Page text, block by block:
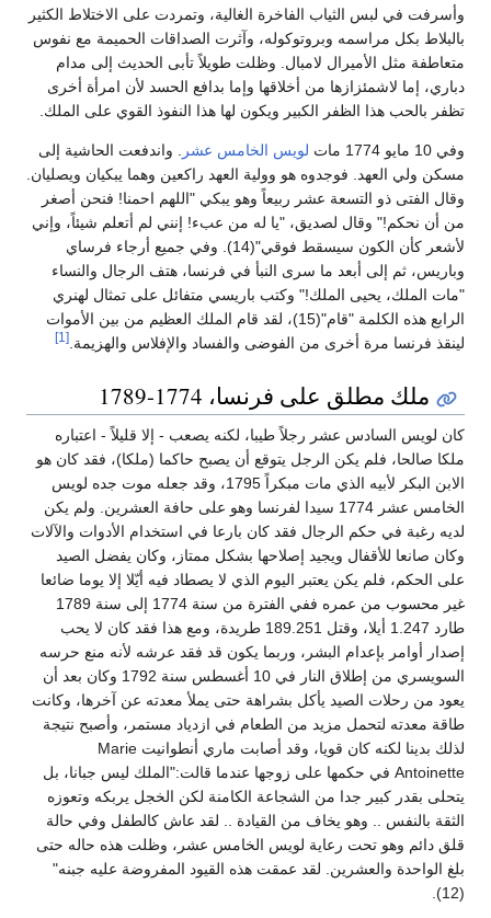
وأسرفت في لبس الثياب الفاخرة الغالية، وتمردت على الاختلاط الكثير
بالبلاط بكل مراسمه وبروتوكوله، وآثرت الصداقات الحميمة مع نفوس
متعاطفة مثل الأميرال لامبال. وظلت طويلاً تأبى الحديث إلى مدام
دباري، إما لاشمئزازها من أخلاقها وإما بدافع الحسد لأن امرأة أخرى
تظفر بالحب هذا الظفر الكبير ويكون لها هذا النفوذ القوي على الملك.
وفي 10 مايو 1774 مات لويس الخامس عشر
. واندفعت الحاشية إلى
مسكن ولي العهد. فوجدوه هو وولية العهد راكعين وهما يبكيان ويصليان.
وقال الفتى ذو التسعة عشر ربيعاً وهو يبكي "اللهم احمنا! فنحن أصغر
من أن نحكم!" وقال لصديق، "يا له من عبء! إنني لم أتعلم شيئاً، وإني
لأشعر كأن الكون سيسقط فوقي"(14). وفي جميع أرجاء فرساي
وباريس، ثم إلى أبعد ما سرى النبأ في فرنسا، هتف الرجال والنساء
"مات الملك، يحيى الملك!" وكتب باريسي متفائل على تمثال لهنري
الرابع هذه الكلمة "قام"(15)، لقد قام الملك العظيم من بين الأموات
لينقذ فرنسا مرة أخرى من الفوضى والفساد والإفلاس والهزيمة. [1]
ملك مطلق على فرنسا، 1774-1789
كان لويس السادس عشر رجلاً طيبا، لكنه يصعب - إلا قليلاً - اعتباره
ملكا صالحا، فلم يكن الرجل يتوقع أن يصبح حاكما (ملكا)، فقد كان هو
الابن البكر لأبيه الذي مات مبكراً 1795، وقد جعله موت جده لويس
الخامس عشر 1774 سيدا لفرنسا وهو على حافة العشرين. ولم يكن
لديه رغبة في حكم الرجال فقد كان بارعا في استخدام الأدوات والآلات
وكان صانعا للأقفال ويجيد إصلاحها بشكل ممتاز، وكان يفضل الصيد
على الحكم، فلم يكن يعتبر اليوم الذي لا يصطاد فيه أيّلا إلا يوما ضائعا
غير محسوب من عمره ففي الفترة من سنة 1774 إلى سنة 1789
طارد 1.247 أيلا، وقتل 189.251 طريدة، ومع هذا فقد كان لا يحب
إصدار أوامر بإعدام البشر، وربما يكون قد فقد عرشه لأنه منع حرسه
السويسري من إطلاق النار في 10 أغسطس سنة 1792 وكان بعد أن
يعود من رحلات الصيد يأكل بشراهة حتى يملأ معدته عن آخرها، وكانت
طاقة معدته لتحمل مزيد من الطعام في ازدياد مستمر، وأصبح نتيجة
لذلك بدينا لكنه كان قويا، وقد أصابت ماري أنطوانيت Marie
Antoinette في حكمها على زوجها عندما قالت:"الملك ليس جبانا، بل
يتحلى بقدر كبير جدا من الشجاعة الكامنة لكن الخجل يربكه وتعوزه
الثقة بالنفس .. وهو يخاف من القيادة .. لقد عاش كالطفل وفي حالة
قلق دائم وهو تحت رعاية لويس الخامس عشر، وظلت هذه حاله حتى
بلغ الواحدة والعشرين. لقد عمقت هذه القيود المفروضة عليه جبنه"
(12).